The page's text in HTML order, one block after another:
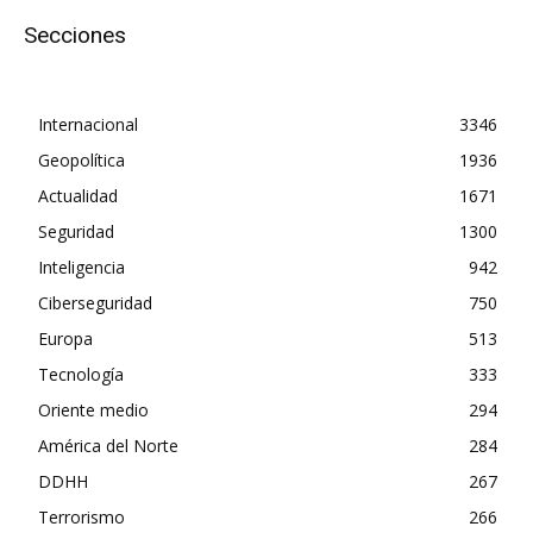
Secciones
Internacional
3346
Geopolítica
1936
Actualidad
1671
Seguridad
1300
Inteligencia
942
Ciberseguridad
750
Europa
513
Tecnología
333
Oriente medio
294
América del Norte
284
DDHH
267
Terrorismo
266